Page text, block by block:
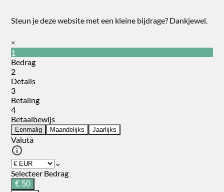
Steun je deze website met een kleine bijdrage? Dankjewel.